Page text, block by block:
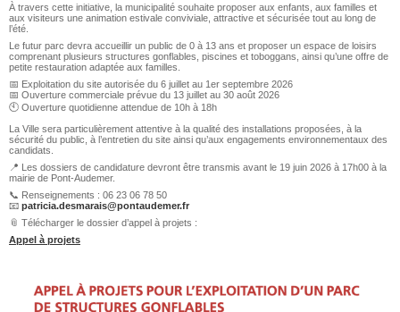
À travers cette initiative, la municipalité souhaite proposer aux enfants, aux familles et
aux visiteurs une animation estivale conviviale, attractive et sécurisée tout au long de
l’été.
Le futur parc devra accueillir un public de 0 à 13 ans et proposer un espace de loisirs
comprenant plusieurs structures gonflables, piscines et toboggans, ainsi qu’une offre de
petite restauration adaptée aux familles.
📅 Exploitation du site autorisée du 6 juillet au 1er septembre 2026
📅 Ouverture commerciale prévue du 13 juillet au 30 août 2026
🕙 Ouverture quotidienne attendue de 10h à 18h
La Ville sera particulièrement attentive à la qualité des installations proposées, à la
sécurité du public, à l’entretien du site ainsi qu’aux engagements environnementaux des
candidats.
📍 Les dossiers de candidature devront être transmis avant le 19 juin 2026 à 17h00 à la
mairie de Pont-Audemer.
📞 Renseignements : 06 23 06 78 50
📧 patricia.desmarais@pontaudemer.fr
📎 Télécharger le dossier d’appel à projets :
Appel à projets